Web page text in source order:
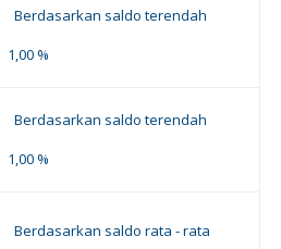
Berdasarkan saldo terendah
1,00 %
Berdasarkan saldo terendah
1,00 %
Berdasarkan saldo rata - rata